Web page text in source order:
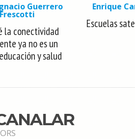
Guerrero
Frescotti
la conectividad
ya no es un
y salud
Enrique
Escuelas